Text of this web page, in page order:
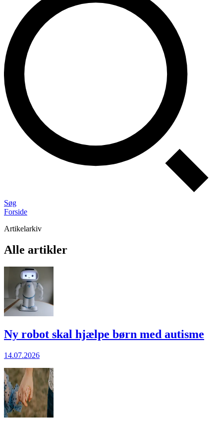
Søg
Forside
Artikelarkiv
Alle artikler
Ny robot skal hjælpe børn med autisme
14.07.2026